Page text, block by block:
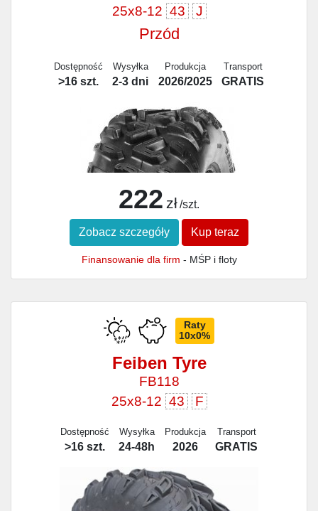
25x8-12 43 J
Przód
Dostępność
>16 szt.
Wysyłka
2-3 dni
Produkcja
2026/2025
Transport
GRATIS
222 zł /szt.
Zobacz szczegóły Kup teraz
Finansowanie dla firm - MŚP i floty
Raty
10x0%
Feiben Tyre
FB118
25x8-12 43 F
Dostępność
>16 szt.
Wysyłka
24-48h
Produkcja
2026
Transport
GRATIS